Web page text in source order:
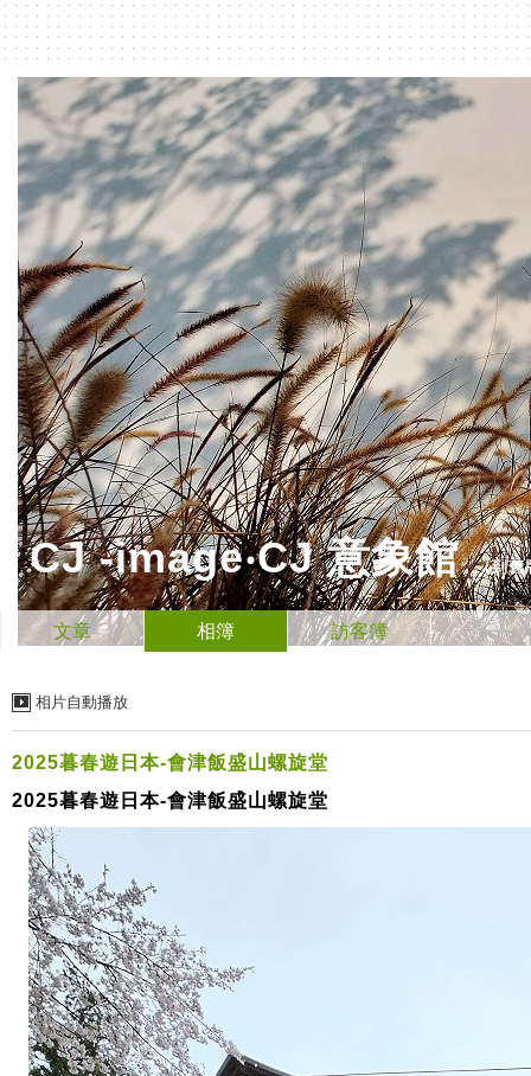
CJ -image‧CJ 意象館（到舊
文章 相簿 訪客簿
相片自動播放
2025暮春遊日本-會津飯盛山螺旋堂
2025暮春遊日本-會津飯盛山螺旋堂